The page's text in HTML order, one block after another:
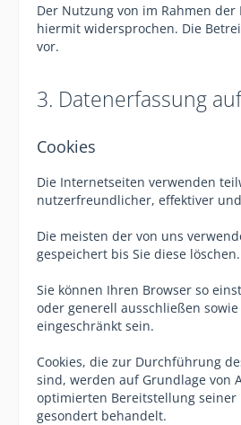
Der Nutzung von im Rahmen
hiermit widersprochen. Die
vor.
3. Datenerfassung
Cookies
Die Internetseiten verwenden
nutzerfreundlicher, effektiver
Die meisten der von uns
gespeichert bis Sie diese
Sie können Ihren Browser so
oder generell ausschließen
eingeschränkt sein.
Cookies, die zur Durchführung
sind, werden auf Grundlage von
optimierten Bereitstellung seiner
gesondert behandelt.